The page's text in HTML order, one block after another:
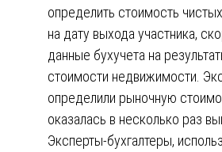
определить стоимость
на дату выхода участника,
данные бухучета на
стоимости недвижимости.
определили рыночную
оказалась в несколько раз
Эксперты-бухгалтеры,